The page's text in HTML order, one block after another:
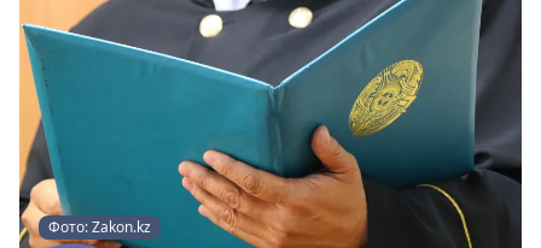
Фото: Zakon.kz